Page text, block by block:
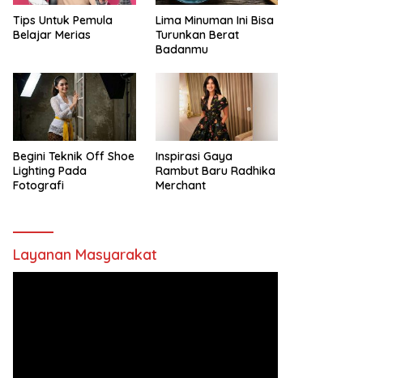
Tips Untuk Pemula
Belajar Merias
Lima Minuman Ini Bisa
Turunkan Berat
Badanmu
Begini Teknik Off Shoe
Lighting Pada
Fotografi
Inspirasi Gaya
Rambut Baru Radhika
Merchant
Layanan Masyarakat